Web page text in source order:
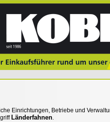
Einrichtungen, Betriebe und
Länderfahnen.